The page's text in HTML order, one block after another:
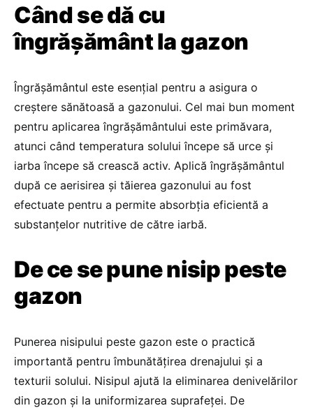
Când se dă cu
îngrășământ la gazon
Îngrășământul este esențial pentru a asigura o
creștere sănătoasă a gazonului. Cel mai bun moment
pentru aplicarea îngrășământului este primăvara,
atunci când temperatura solului începe să urce și
iarba începe să crească activ. Aplică îngrășământul
după ce aerisirea și tăierea gazonului au fost
efectuate pentru a permite absorbția eficientă a
substanțelor nutritive de către iarbă.
De ce se pune nisip peste
gazon
Punerea nisipului peste gazon este o practică
importantă pentru îmbunătățirea drenajului și a
texturii solului. Nisipul ajută la eliminarea denivelărilor
din gazon și la uniformizarea suprafeței. De